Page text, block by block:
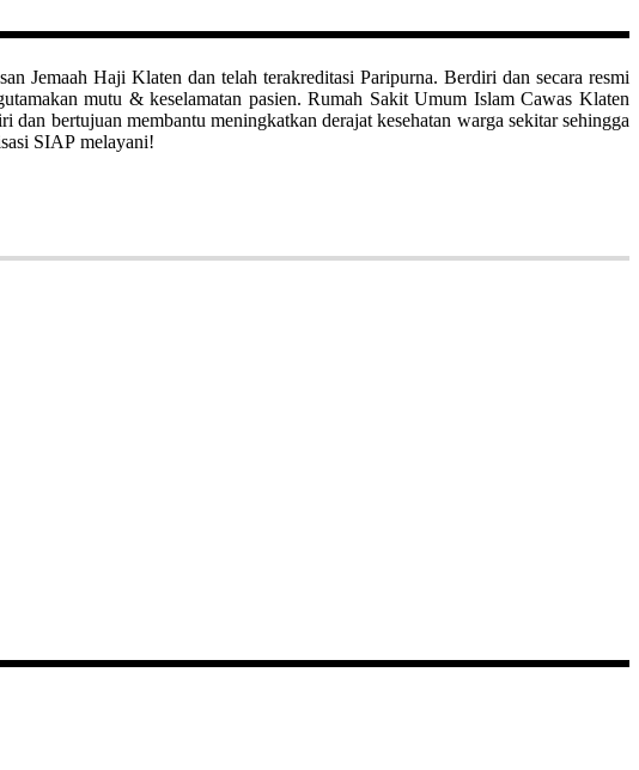
Jemaah Haji Klaten dan telah terakreditasi Paripurna. Berdiri dan secara resmi
mutu & keselamatan pasien. Rumah Sakit Umum Islam Cawas Klaten
bertujuan membantu meningkatkan derajat kesehatan warga sekitar sehingga
SIAP melayani!